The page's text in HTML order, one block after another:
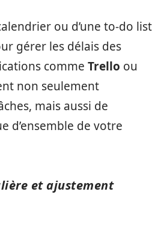
ou d’une to-do list
gérer les délais des
comme Trello ou
non seulement
mais aussi de
d’ensemble de votre
et ajustement